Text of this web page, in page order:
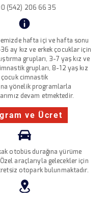
(542) 206 66 35
hafta içi ve hafta sonu
36 ay kız ve erkek çocuklar için
grupları,
3-7 yaş kız ve
grupları, 8-12 yaş kız
çocuk cimnastik
yönelik programlarla
devam etmektedir.
ve Ücret
otobüs durağına yürüme
araçlarıyla gelecekler için
otopark bulunmaktadır.